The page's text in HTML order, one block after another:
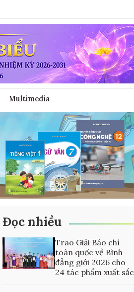
Multimedia
Đọc nhiều
Trao Giải Báo chí
toàn quốc về Bình
đẳng giới 2026 cho
24 tác phẩm xuất sắc